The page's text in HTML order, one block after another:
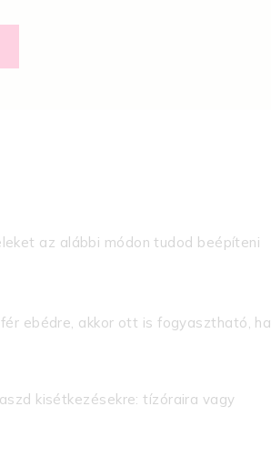
az alábbi módon tudod beépíteni
ebédre, akkor ott is fogyasztható, ha
kisétkezésekre: tízóraira vagy